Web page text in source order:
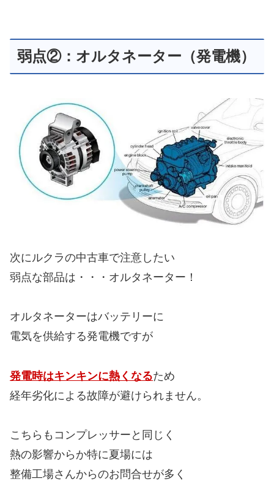
弱点②：オルタネーター（発電機）
次にルクラの中古車で注意したい
弱点な部品は・・・オルタネーター！
オルタネーターはバッテリーに
電気を供給する発電機ですが
発電時はキンキンに熱くなるため
経年劣化による故障が避けられません。
こちらもコンプレッサーと同じく
熱の影響からか特に夏場には
整備工場さんからのお問合せが多く